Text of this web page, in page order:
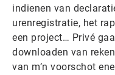
indienen van
urenregistratie, het
een project… Privé
downloaden van
van m’n voorschot